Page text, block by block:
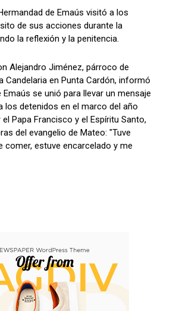
de Emaús visitó a los
de sus acciones durante la
la reflexión y la penitencia.
Alejandro Jiménez, párroco de
Candelaria en Punta Cardón, informó
Emaús se unió para llevar un mensaje
los detenidos en el marco del año
Papa Francisco y el Espíritu Santo,
del evangelio de Mateo: "Tuve
comer, estuve encarcelado y me